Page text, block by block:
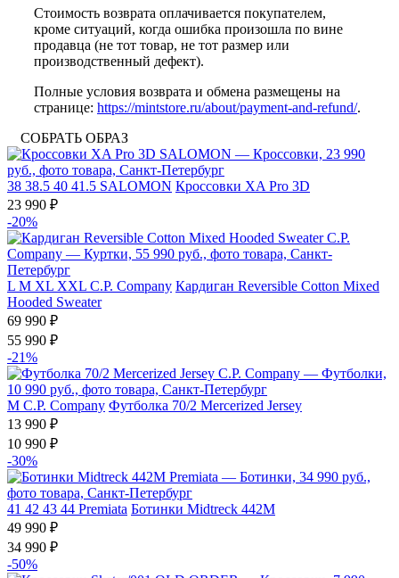
Стоимость возврата оплачивается покупателем,
кроме ситуаций, когда ошибка произошла по вине
продавца (не тот товар, не тот размер или
производственный дефект).
Полные условия возврата и обмена размещены на
странице: https://mintstore.ru/about/payment-and-refund/.
СОБРАТЬ ОБРАЗ
38 38.5 40 41.5 SALOMON Кроссовки XA Pro 3D
23 990 ₽
-20%
L M XL XXL C.P. Company Кардиган Reversible Cotton Mixed
Hooded Sweater
69 990 ₽
55 990 ₽
-21%
M C.P. Company Футболка 70/2 Mercerized Jersey
13 990 ₽
10 990 ₽
-30%
41 42 43 44 Premiata Ботинки Midtreck 442M
49 990 ₽
34 990 ₽
-50%